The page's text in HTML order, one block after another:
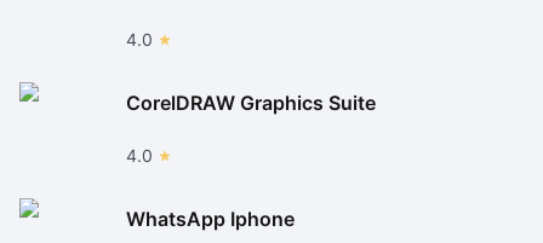
4.0
CorelDRAW Graphics Suite
4.0
WhatsApp Iphone